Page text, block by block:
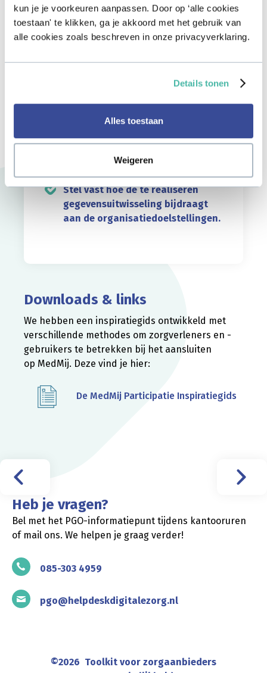
kun je je voorkeuren aanpassen. Door op ‘alle cookies
toestaan' te klikken, ga je akkoord met het gebruik van
alle cookies zoals beschreven in onze privacyverklaring.
Details tonen
Alles toestaan
Weigeren
Wat moet je doen?
Haal wensen en behoeften van
MedMij Participatie Inspiratiegids
van patiënten en zorgverleners
aan de visie van jouw
zorginstelling.
Stel vast hoe de te realiseren
gegevensuitwisseling bijdraagt
aan de organisatiedoelstellingen.
Downloads & links
We hebben een inspiratiegids ontwikkeld met
verschillende methodes om zorgverleners en -
gebruikers te betrekken bij het aansluiten
op MedMij. Deze vind je hier:
De MedMij Participatie Inspiratiegids
Heb je vragen?
Bel met het PGO-informatiepunt tijdens kantooruren
of mail ons. We helpen je graag verder!
085-303 4959
pgo@helpdeskdigitalezorg.nl
©2026 Toolkit voor zorgaanbieders